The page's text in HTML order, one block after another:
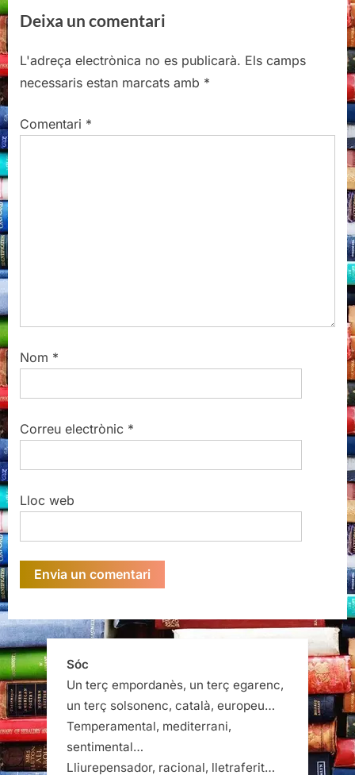
d'entrades
e
i
o
s
P
o
t
Deixa un comentari
L'adreça electrònica no es publicarà. Els camps
necessaris estan marcats amb *
Comentari *
Nom *
Correu electrònic *
Lloc web
Sóc
Un terç empordanès, un terç egarenc,
un terç solsonenc, català, europeu…
Temperamental, mediterrani,
sentimental…
Lliurepensador, racional, lletraferit…